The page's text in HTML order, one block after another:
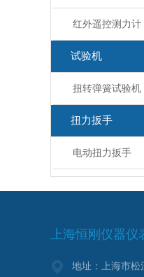
红外遥控测力计
试验机
扭转弹簧试验机
扭力扳手
电动扭力扳手
上海恒刚仪器仪
地址：上海市松